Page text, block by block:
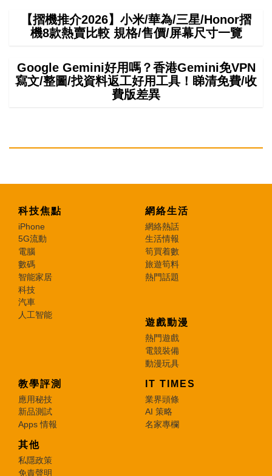
【摺機推介2026】小米/華為/三星/Honor摺
機8款熱賣比較 規格/售價/屏幕尺寸一覽
Google Gemini好用嗎？香港Gemini免VPN
寫文/整圖/找資料返工好用工具！睇清免費/收
費版差異
科技焦點
iPhone
5G流動
電腦
數碼
智能家居
科技
汽車
人工智能
網絡生活
網絡熱話
生活情報
筍買着數
旅遊筍料
熱門話題
遊戲動漫
熱門遊戲
電競裝備
動漫玩具
教學評測
應用秘技
新品測試
Apps 情報
IT TIMES
業界頭條
AI 策略
名家專欄
其他
私隱政策
免責聲明